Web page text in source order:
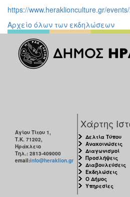
https://www.heraklionculture.gr/
Αρχείο όλων των εκδηλώσεων
Αγίου Τίτου 1,
Τ.Κ. 71202,
Ηράκλειο
Τηλ.: 2813-409000
email:info@heraklion.gr
Χάρτης
Δελτία Τύπου
Ανακοινώσεις
Διαγωνισμοί
Προσλήψεις
Διαβουλεύσεις
Εκδηλώσεις
Ο Δήμος
Υπηρεσίες